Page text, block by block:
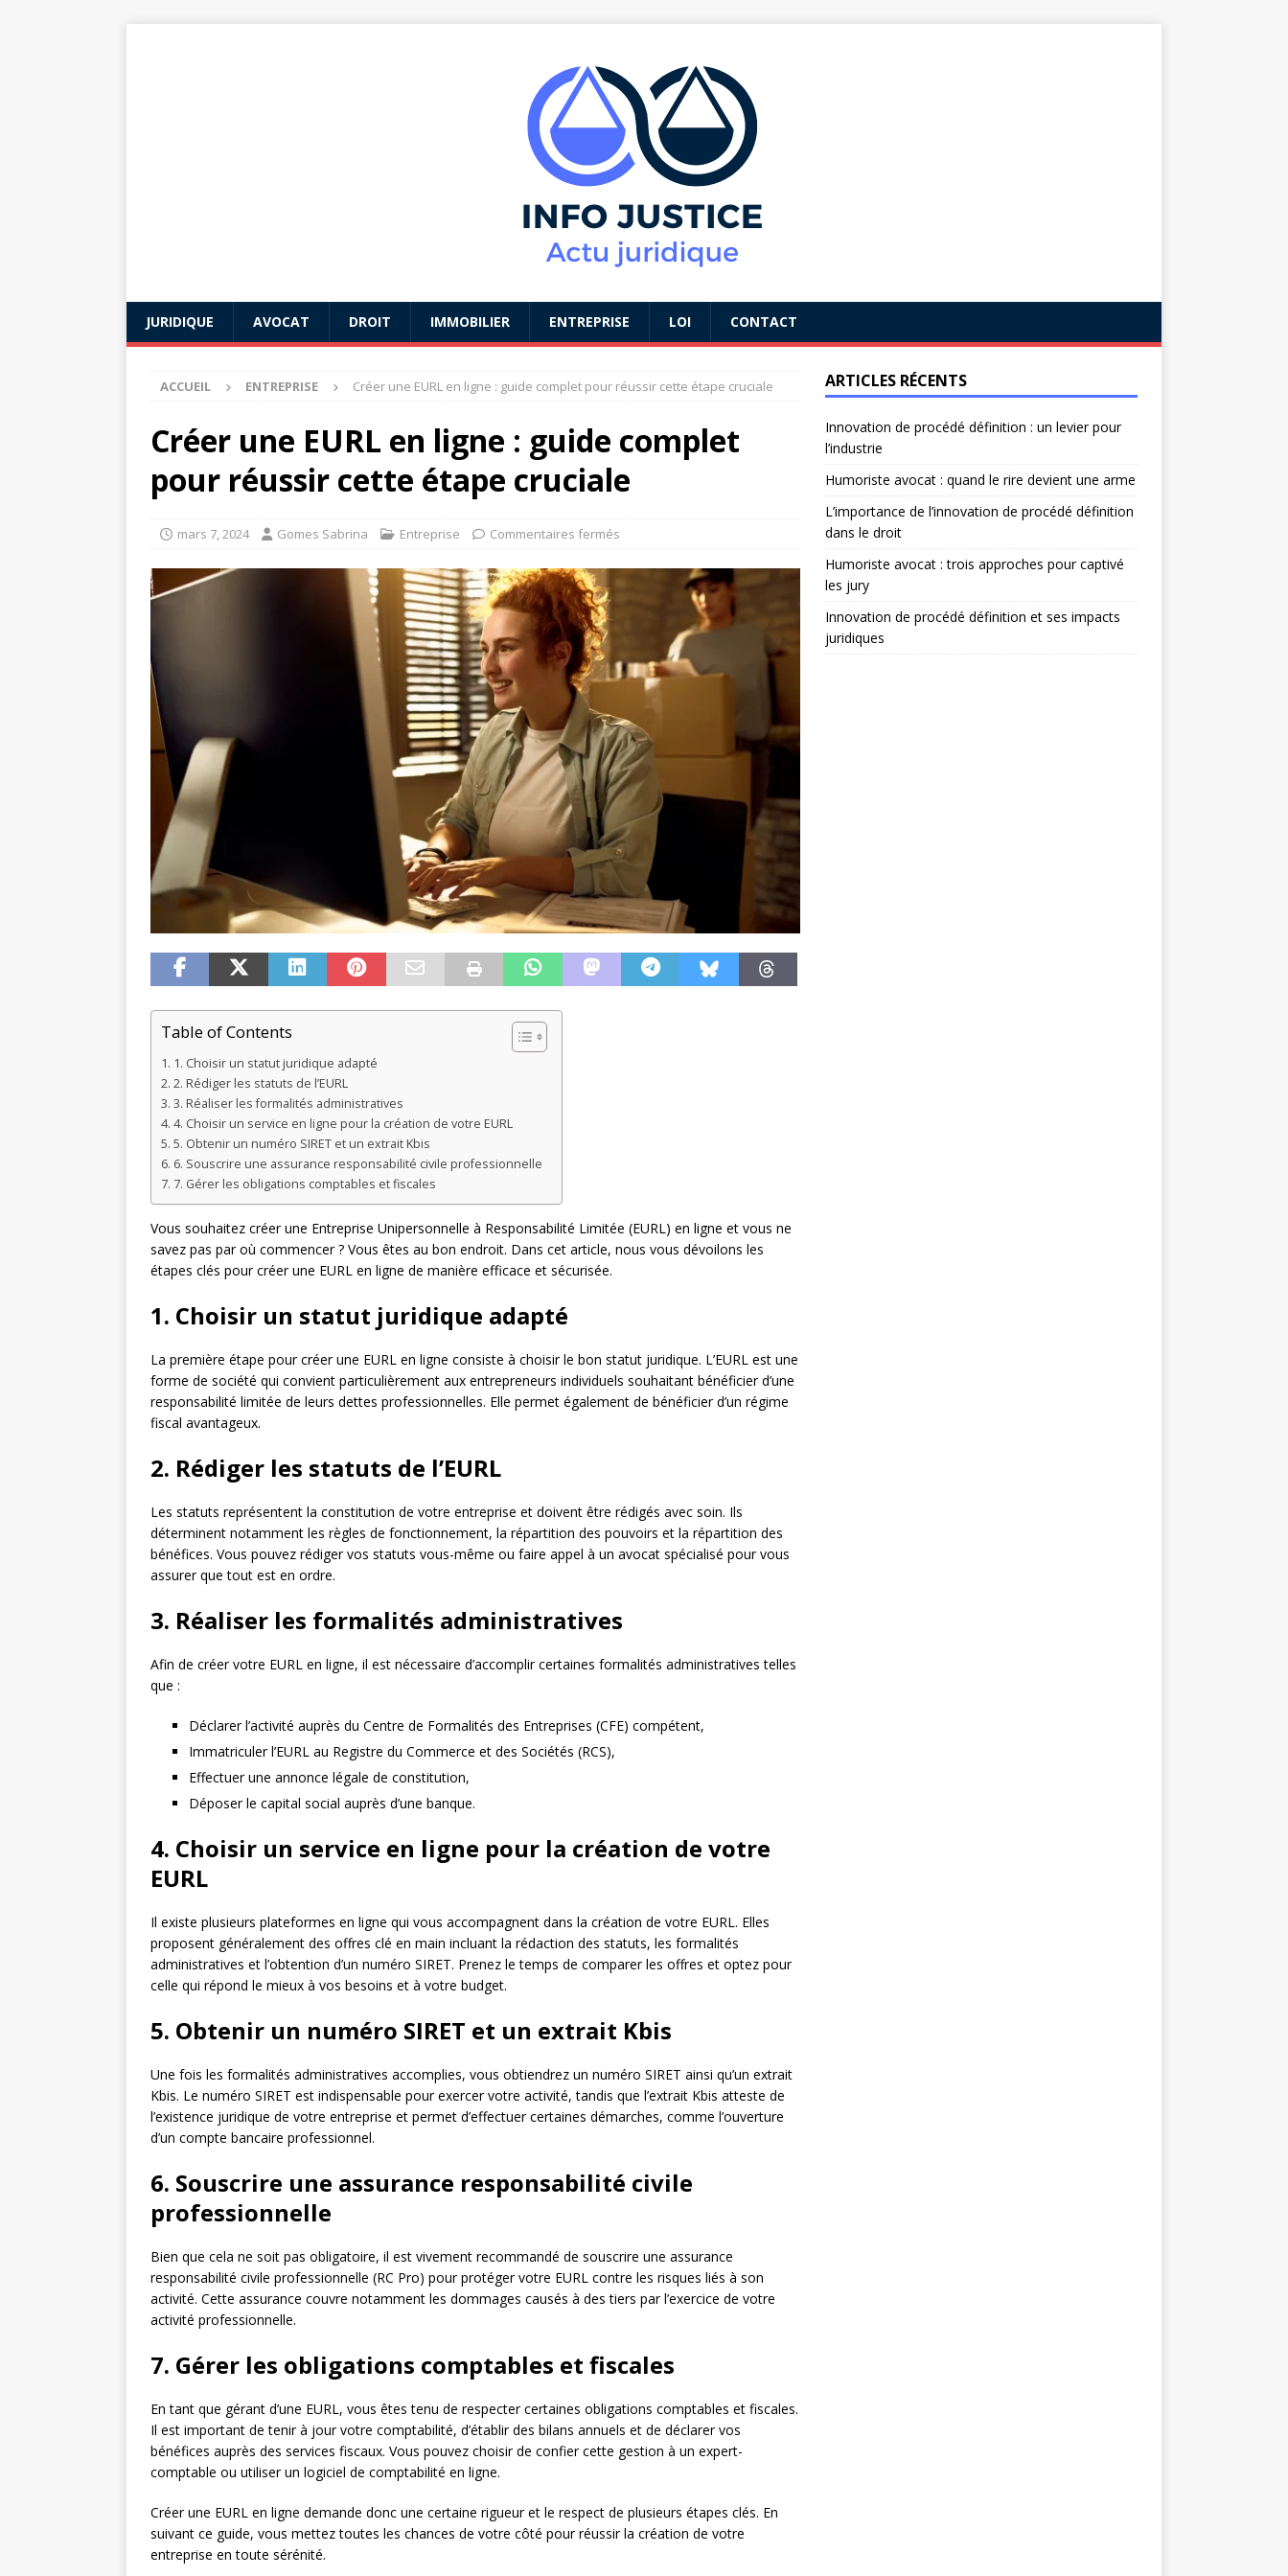
JURIDIQUE AVOCAT DROIT IMMOBILIER ENTREPRISE LOI CONTACT
ACCUEIL ENTREPRISE Créer une EURL en ligne : guide complet pour réussir cette étape cruciale
Créer une EURL en ligne : guide complet
pour réussir cette étape cruciale
mars 7, 2024 Gomes Sabrina Entreprise Commentaires fermés
Table of Contents
1. Choisir un statut juridique adapté
2. Rédiger les statuts de l’EURL
3. Réaliser les formalités administratives
4. Choisir un service en ligne pour la création de votre EURL
5. Obtenir un numéro SIRET et un extrait Kbis
6. Souscrire une assurance responsabilité civile professionnelle
7. Gérer les obligations comptables et fiscales
Vous souhaitez créer une Entreprise Unipersonnelle à Responsabilité Limitée (EURL) en ligne et vous ne
savez pas par où commencer ? Vous êtes au bon endroit. Dans cet article, nous vous dévoilons les
étapes clés pour créer une EURL en ligne de manière efficace et sécurisée.
1. Choisir un statut juridique adapté
La première étape pour créer une EURL en ligne consiste à choisir le bon statut juridique. L’EURL est une
forme de société qui convient particulièrement aux entrepreneurs individuels souhaitant bénéficier d’une
responsabilité limitée de leurs dettes professionnelles. Elle permet également de bénéficier d’un régime
fiscal avantageux.
2. Rédiger les statuts de l’EURL
Les statuts représentent la constitution de votre entreprise et doivent être rédigés avec soin. Ils
déterminent notamment les règles de fonctionnement, la répartition des pouvoirs et la répartition des
bénéfices. Vous pouvez rédiger vos statuts vous-même ou faire appel à un avocat spécialisé pour vous
assurer que tout est en ordre.
3. Réaliser les formalités administratives
Afin de créer votre EURL en ligne, il est nécessaire d’accomplir certaines formalités administratives telles
que :
Déclarer l’activité auprès du Centre de Formalités des Entreprises (CFE) compétent,
Immatriculer l’EURL au Registre du Commerce et des Sociétés (RCS),
Effectuer une annonce légale de constitution,
Déposer le capital social auprès d’une banque.
4. Choisir un service en ligne pour la création de votre
EURL
Il existe plusieurs plateformes en ligne qui vous accompagnent dans la création de votre EURL. Elles
proposent généralement des offres clé en main incluant la rédaction des statuts, les formalités
administratives et l’obtention d’un numéro SIRET. Prenez le temps de comparer les offres et optez pour
celle qui répond le mieux à vos besoins et à votre budget.
5. Obtenir un numéro SIRET et un extrait Kbis
Une fois les formalités administratives accomplies, vous obtiendrez un numéro SIRET ainsi qu’un extrait
Kbis. Le numéro SIRET est indispensable pour exercer votre activité, tandis que l’extrait Kbis atteste de
l’existence juridique de votre entreprise et permet d’effectuer certaines démarches, comme l’ouverture
d’un compte bancaire professionnel.
6. Souscrire une assurance responsabilité civile
professionnelle
Bien que cela ne soit pas obligatoire, il est vivement recommandé de souscrire une assurance
responsabilité civile professionnelle (RC Pro) pour protéger votre EURL contre les risques liés à son
activité. Cette assurance couvre notamment les dommages causés à des tiers par l’exercice de votre
activité professionnelle.
7. Gérer les obligations comptables et fiscales
En tant que gérant d’une EURL, vous êtes tenu de respecter certaines obligations comptables et fiscales.
Il est important de tenir à jour votre comptabilité, d’établir des bilans annuels et de déclarer vos
bénéfices auprès des services fiscaux. Vous pouvez choisir de confier cette gestion à un expert-
comptable ou utiliser un logiciel de comptabilité en ligne.
Créer une EURL en ligne demande donc une certaine rigueur et le respect de plusieurs étapes clés. En
suivant ce guide, vous mettez toutes les chances de votre côté pour réussir la création de votre
entreprise en toute sérénité.
ARTICLES RÉCENTS
Innovation de procédé définition : un levier pour
l’industrie
Humoriste avocat : quand le rire devient une arme
L’importance de l’innovation de procédé définition
dans le droit
Humoriste avocat : trois approches pour captivé
les jury
Innovation de procédé définition et ses impacts
juridiques